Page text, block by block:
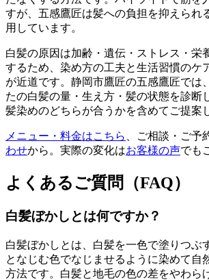
すが、五感鷹匠は髪への負担を抑えられ
用しています。
白髪の原因は加齢・遺伝・ストレス・栄
するため、染め方の工夫と生活習慣のケ
が近道です。静岡市鷹匠の五感鷹匠では
たの白髪の量・生え方・髪の状態を診断
髪染めのどちらが合うかを含めてご提案
メニュー・料金はこちら 、ご相談・ご予
わせから。実際の変化はお客様の声でも
よくあるご質問（FAQ）
白髪ぼかしとは何ですか？
白髪ぼかしとは、白髪を一色で塗りつぶ
となじむ色でなじませるように染めて自
方法です。白髪と地毛の色の差をやわら